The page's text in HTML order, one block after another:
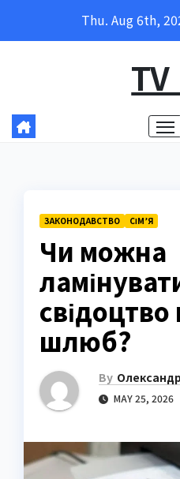
Thu. Aug 6th,
ЗАКОНОДАВСТВО СІМ’Я
Чи можна
свідоцтво
шлюб?
By
MAY 25, 2026